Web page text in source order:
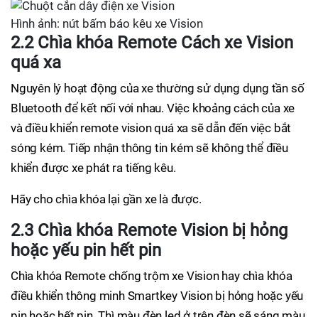
Hình ảnh: nút bấm báo kêu xe Vision
2.2 Chìa khóa Remote Cách xe Vision
quá xa
Nguyên lý hoạt động của xe thường sử dụng dụng tần số
Bluetooth để kết nối với nhau. Việc khoảng cách của xe
và điều khiển remote vision quá xa sẽ dẫn đến việc bắt
sóng kém. Tiếp nhận thông tin kém sẽ không thể điều
khiển được xe phát ra tiếng kêu.
Hãy cho chìa khóa lại gần xe là được.
2.3 Chìa khóa Remote Vision bị hỏng
hoặc yếu pin hết pin
Chìa khóa Remote chống trộm xe Vision hay chìa khóa
điều khiển thông minh Smartkey Vision bị hỏng hoặc yếu